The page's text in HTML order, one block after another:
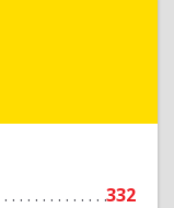
332
Анапский р-н,
Подробнее